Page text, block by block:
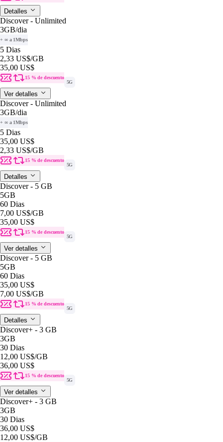
Detalles
Discover - Unlimited
3GB/dia
+ ∞ a 1Mbps
5 Dias
2,33 US$/GB
35,00 US$
15 % de descuento
5G
Ver detalles
Discover - Unlimited
3GB/dia
+ ∞ a 1Mbps
5 Dias
35,00 US$
2,33 US$/GB
15 % de descuento
5G
Detalles
Discover - 5 GB
5GB
60 Dias
7,00 US$/GB
35,00 US$
15 % de descuento
5G
Ver detalles
Discover - 5 GB
5GB
60 Dias
35,00 US$
7,00 US$/GB
15 % de descuento
5G
Detalles
Discover+ - 3 GB
3GB
30 Dias
12,00 US$/GB
36,00 US$
15 % de descuento
5G
Ver detalles
Discover+ - 3 GB
3GB
30 Dias
36,00 US$
12,00 US$/GB